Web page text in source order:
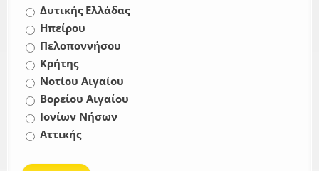
Δυτικής Ελλάδας
Ηπείρου
Πελοποννήσου
Κρήτης
Νοτίου Αιγαίου
Βορείου Αιγαίου
Ιονίων Νήσων
Αττικής